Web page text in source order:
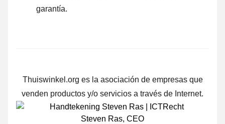
garantía.
Thuiswinkel.org es la asociación de empresas que
venden productos y/o servicios a través de Internet.
Steven Ras, CEO